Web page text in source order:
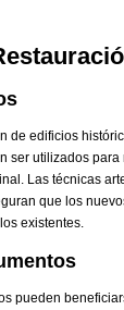
de edificios
ser utilizados para
Las técnicas
que los
existentes.
pueden